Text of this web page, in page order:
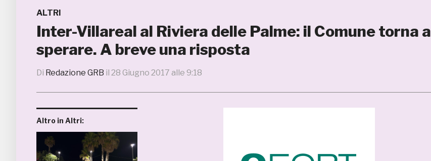
ALTRI
Inter-Villareal al Riviera delle Palme: il Comune torna a
sperare. A breve una risposta
Di Redazione GRB il 28 Giugno 2017 alle 9:18
Altro in Altri: